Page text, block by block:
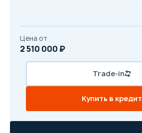
Цена от
2 510 000 ₽
Trade-in
Купить в кредит